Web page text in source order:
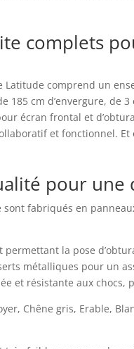
complets
comprend un
185 cm d’envergure,
écran frontal et
et fonctionnel.
pour
fabriqués en
permettant la pose
métalliques pour un
et résistante aux
Chêne gris, Erable,